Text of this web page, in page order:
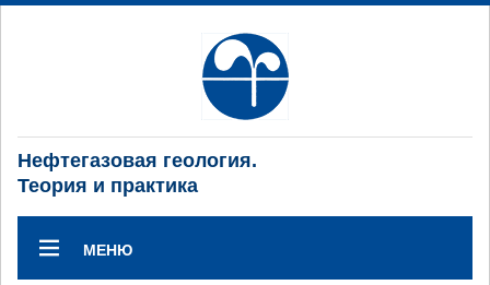
Нефтегазовая геология.
Теория и практика
МЕНЮ